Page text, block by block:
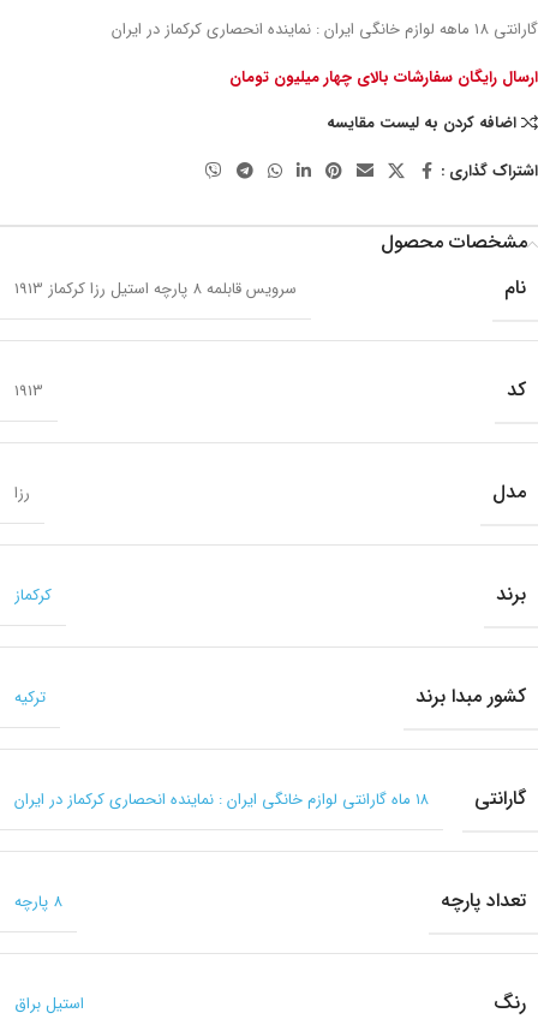
گارانتی 18 ماهه لوازم خانگی ایران : نماینده انحصاری کرکماز در ایران
ارسال رایگان سفارشات بالای چهار میلیون تومان
اضافه کردن به لیست مقایسه
اشتراک گذاری :
مشخصات محصول
نام
سرویس قابلمه 8 پارچه استیل رزا کرکماز 1913
کد 1913
مدل رزا
برند کرکماز
کشور مبدا برند ترکیه
گارانتی ۱۸ ماه گارانتی لوازم خانگی ایران : نماینده انحصاری کرکماز در ایران
تعداد پارچه 8 پارچه
رنگ استیل براق